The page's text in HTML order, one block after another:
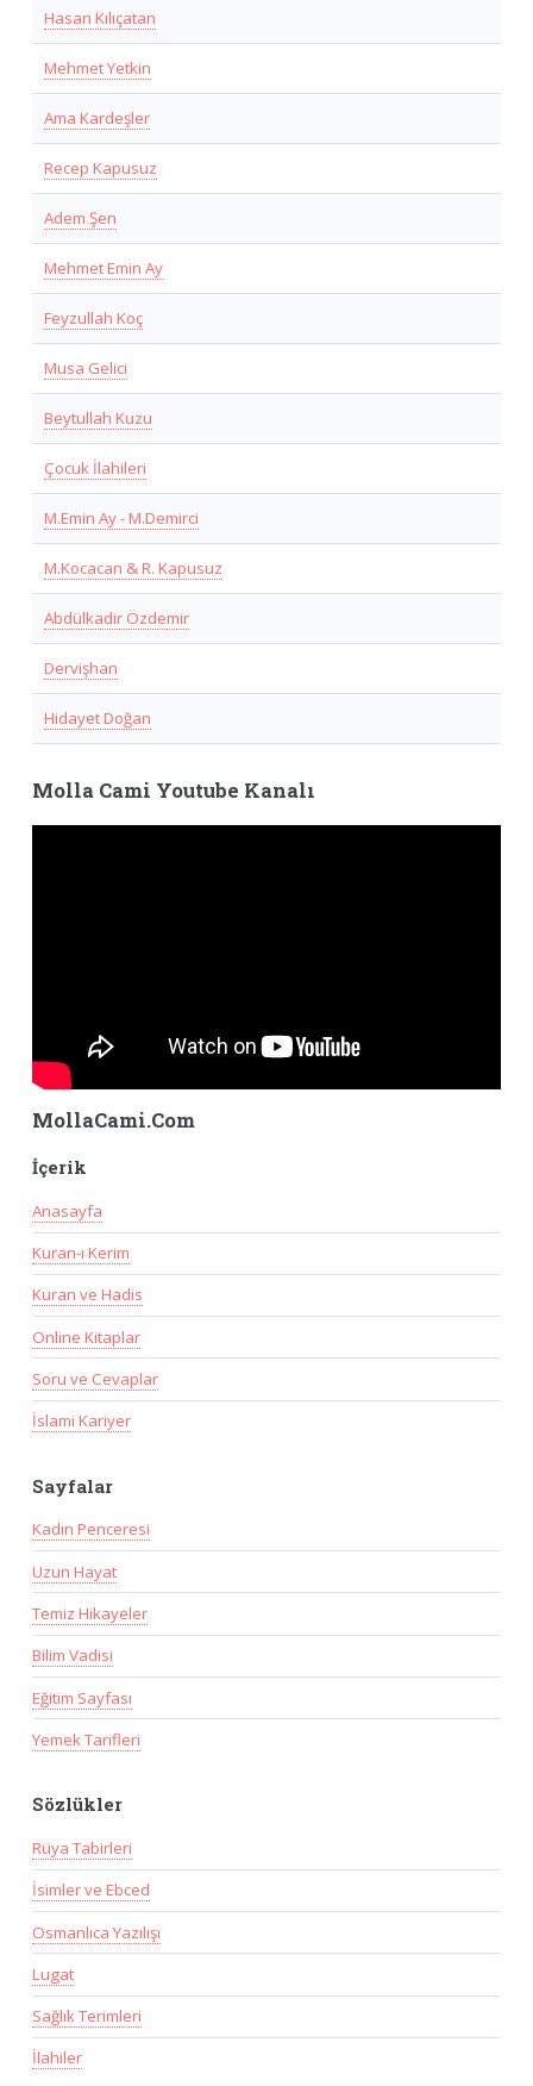
Hasan Kılıçatan
Mehmet Yetkin
Ama Kardeşler
Recep Kapusuz
Adem Şen
Mehmet Emin Ay
Feyzullah Koç
Musa Gelici
Beytullah Kuzu
Çocuk İlahileri
M.Emin Ay - M.Demirci
M.Kocacan & R. Kapusuz
Abdülkadir Özdemir
Dervişhan
Hidayet Doğan
Molla Cami Youtube Kanalı
MollaCami.Com
İçerik
Anasayfa
Kuran-ı Kerim
Kuran ve Hadis
Online Kitaplar
Soru ve Cevaplar
İslami Kariyer
Sayfalar
Kadın Penceresi
Uzun Hayat
Temiz Hikayeler
Bilim Vadisi
Eğitim Sayfası
Yemek Tarifleri
Sözlükler
Rüya Tabirleri
İsimler ve Ebced
Osmanlıca Yazılışı
Lugat
Sağlık Terimleri
İlahiler